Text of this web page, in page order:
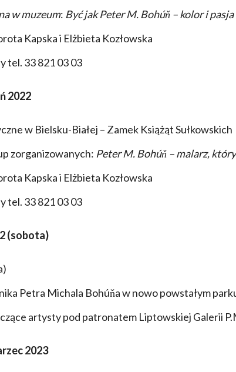
w muzeum: Być jak Peter M. Bohúň – kolor i pasja
Kapska i Elżbieta Kozłowska
tel. 33 821 03 03
2022
w Bielsku-Białej – Zamek Książąt Sułkowskich
zorganizowanych: Peter M. Bohúň – malarz, który
Kapska i Elżbieta Kozłowska
tel. 33 821 03 03
(sobota)
Petra Michala Bohúňa w nowo powstałym
artysty pod patronatem Liptowskiej Galerii
2023